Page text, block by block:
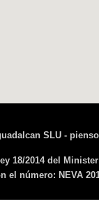
SLU -
18/2014 del
el número: NEVA